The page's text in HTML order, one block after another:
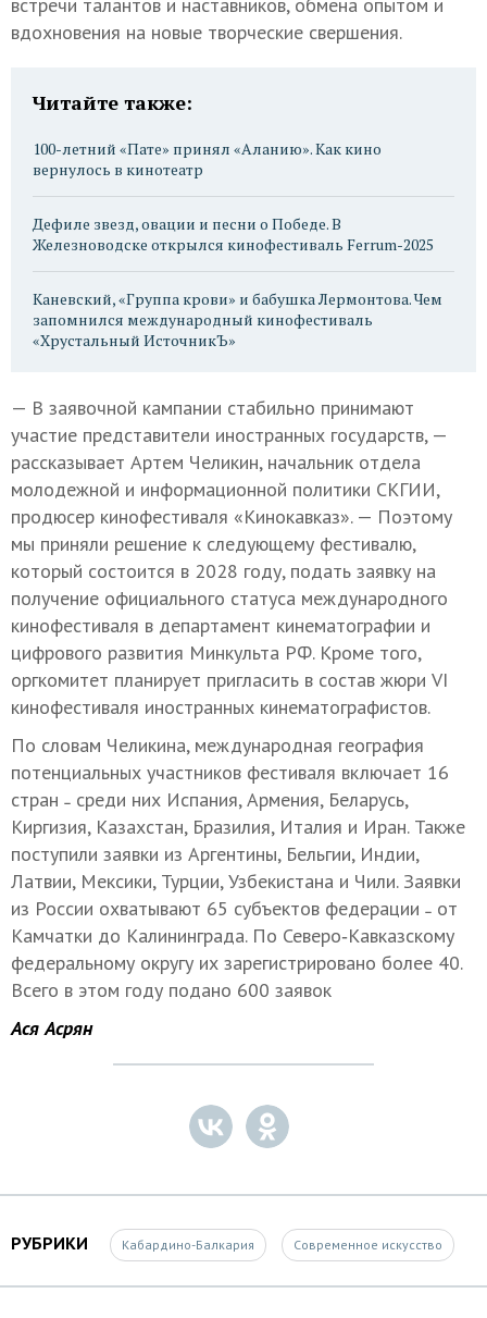
вдохновения на новые творческие свершения.
Читайте также:
100-летний «Пате» принял «Аланию». Как кино
вернулось в кинотеатр
Дефиле звезд, овации и песни о Победе. В
Железноводске открылся кинофестиваль Ferrum-2025
Каневский, «Группа крови» и бабушка Лермонтова. Чем
запомнился международный кинофестиваль
«Хрустальный ИсточникЪ»
— В заявочной кампании стабильно принимают
участие представители иностранных государств, —
рассказывает Артем Челикин, начальник отдела
молодежной и информационной политики СКГИИ,
продюсер кинофестиваля «Кинокавказ». — Поэтому
мы приняли решение к следующему фестивалю,
который состоится в 2028 году, подать заявку на
получение официального статуса международного
кинофестиваля в департамент кинематографии и
цифрового развития Минкульта РФ. Кроме того,
оргкомитет планирует пригласить в состав жюри VI
кинофестиваля иностранных кинематографистов.
По словам Челикина, международная география
потенциальных участников фестиваля включает 16
стран ˗ среди них Испания, Армения, Беларусь,
Киргизия, Казахстан, Бразилия, Италия и Иран. Также
поступили заявки из Аргентины, Бельгии, Индии,
Латвии, Мексики, Турции, Узбекистана и Чили. Заявки
из России охватывают 65 субъектов федерации ˗ от
Камчатки до Калининграда. По Северо‑Кавказскому
федеральному округу их зарегистрировано более 40.
Всего в этом году подано 600 заявок
Ася Асрян
РУБРИКИ Кабардино-Балкария Современное искусство